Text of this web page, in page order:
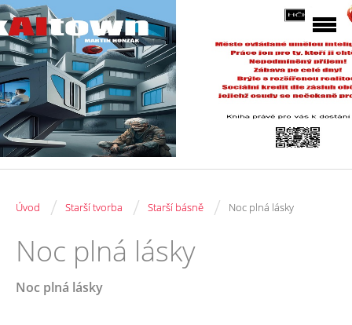
Úvod / Starší tvorba / Starší básně / Noc plná lásky
Noc plná lásky
Noc plná lásky